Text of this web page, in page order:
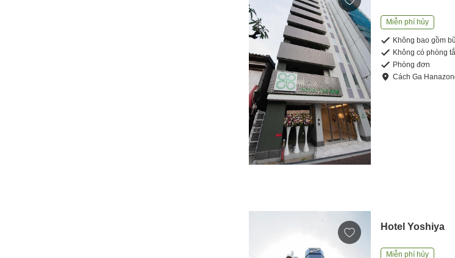
Miễn phí hủy
Không bao gồm
Không có phòng
Phòng đơn
CáchGa
Hotel Yoshiya
Miễn phí hủy